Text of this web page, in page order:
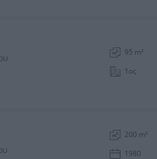
95 m²
1ος
200 m²
1980